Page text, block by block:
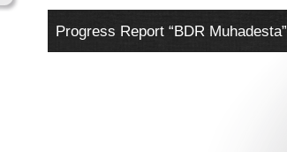
Progress Report “BDR Muhadesta”